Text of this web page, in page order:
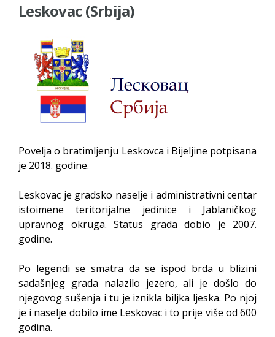
Leskovac (Srbija)
Povelja o bratimljenju Leskovca i Bijeljine potpisana
je 2018. godine.
Leskovac je gradsko naselje i administrativni centar
istoimene teritorijalne jedinice i Jablaničkog
upravnog okruga. Status grada dobio je 2007.
godine.
Po legendi se smatra da se ispod brda u blizini
sadašnjeg grada nalazilo jezero, ali je došlo do
njegovog sušenja i tu je iznikla biljka ljeska. Po njoj
je i naselje dobilo ime Leskovac i to prije više od 600
godina.